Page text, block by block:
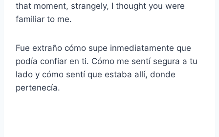
that moment, strangely, I thought you were
familiar to me.
Fue extraño cómo supe inmediatamente que
podía confiar en ti. Cómo me sentí segura a tu
lado y cómo sentí que estaba allí, donde
pertenecía.